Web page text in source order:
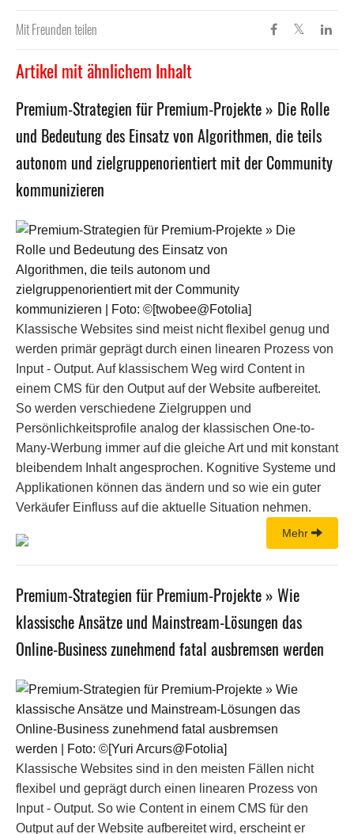
Mit Freunden teilen
Artikel mit ähnlichem Inhalt
Premium-Strategien für Premium-Projekte » Die Rolle
und Bedeutung des Einsatz von Algorithmen, die teils
autonom und zielgruppenorientiert mit der Community
kommunizieren
Klassische Websites sind meist nicht flexibel genug und
werden primär geprägt durch einen linearen Prozess von
Input - Output. Auf klassischem Weg wird Content in
einem CMS für den Output auf der Website aufbereitet.
So werden verschiedene Zielgruppen und
Persönlichkeitsprofile analog der klassischen One-to-
Many-Werbung immer auf die gleiche Art und mit konstant
bleibendem Inhalt angesprochen. Kognitive Systeme und
Applikationen können das ändern und so wie ein guter
Verkäufer Einfluss auf die aktuelle Situation nehmen.
Mehr
Premium-Strategien für Premium-Projekte » Wie
klassische Ansätze und Mainstream-Lösungen das
Online-Business zunehmend fatal ausbremsen werden
Klassische Websites sind in den meisten Fällen nicht
flexibel und geprägt durch einen linearen Prozess von
Input - Output. So wie Content in einem CMS für den
Output auf der Website aufbereitet wird, erscheint er